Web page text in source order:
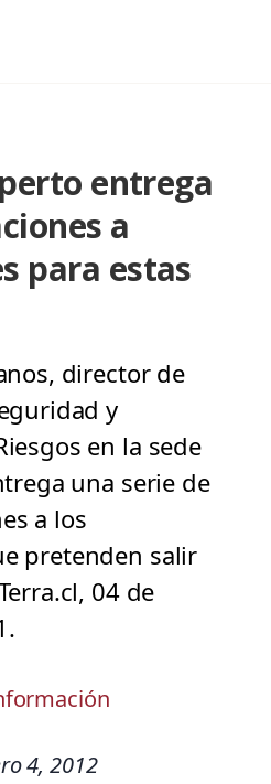
entrega
a
para estas
director de
y
en la sede
una serie de
a los
pretenden salir
04 de
4, 2012